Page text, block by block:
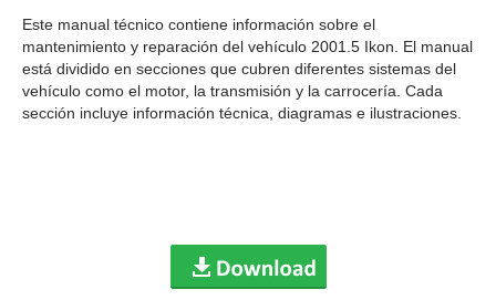
Este manual técnico contiene información sobre el
mantenimiento y reparación del vehículo 2001.5 Ikon. El manual
está dividido en secciones que cubren diferentes sistemas del
vehículo como el motor, la transmisión y la carrocería. Cada
sección incluye información técnica, diagramas e ilustraciones.